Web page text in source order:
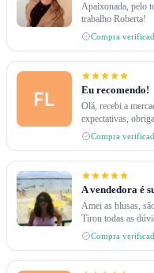
Apaixonada, pelo
trabalho Roberta!
Compra
Eu recomendo!
Olá, recebi a
expectativas,
Compra
A vendedora é
Amei as blusas,
Tirou todas as
Compra